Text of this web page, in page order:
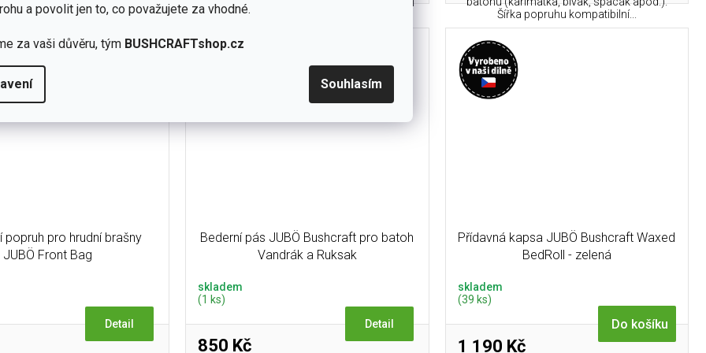
a povolit jen to, co považujete za vhodné.
za vaši důvěru, tým BUSHCRAFTshop.cz
Souhlasím
na OP a kreditku, nebo
jako admin panel a...
doklady je uzavřená suchým zipem a slouží
Šířka popruhu kompatibilní...
popruh pro hrudní brašny
JUBÖ Front Bag
Detail
Bederní pás JUBÖ Bushcraft pro batoh
Vandrák a Ruksak
skladem
(1 ks)
850 Kč
Detail
Přídavná kapsa JUBÖ Bushcraft Waxed
BedRoll - zelená
skladem
(39 ks)
1 190 Kč
Do košíku